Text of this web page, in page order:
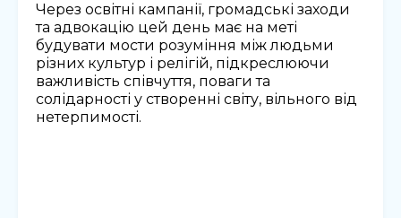
Через освітні кампанії, громадські заходи
та адвокацію цей день має на меті
будувати мости розуміння між людьми
різних культур і релігій, підкреслюючи
важливість співчуття, поваги та
солідарності у створенні світу, вільного від
нетерпимості.